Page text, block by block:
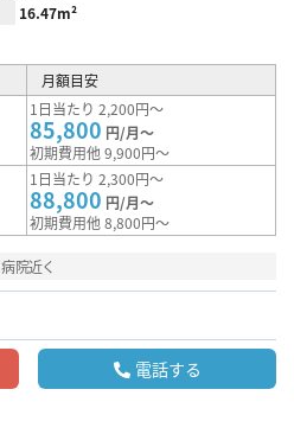
16.47m²
月額目安
1日当たり 2,200円～
85,800 円/月～
初期費用他 9,900円～
1日当たり 2,300円～
88,800 円/月～
初期費用他 8,800円～
病院近く
電話する